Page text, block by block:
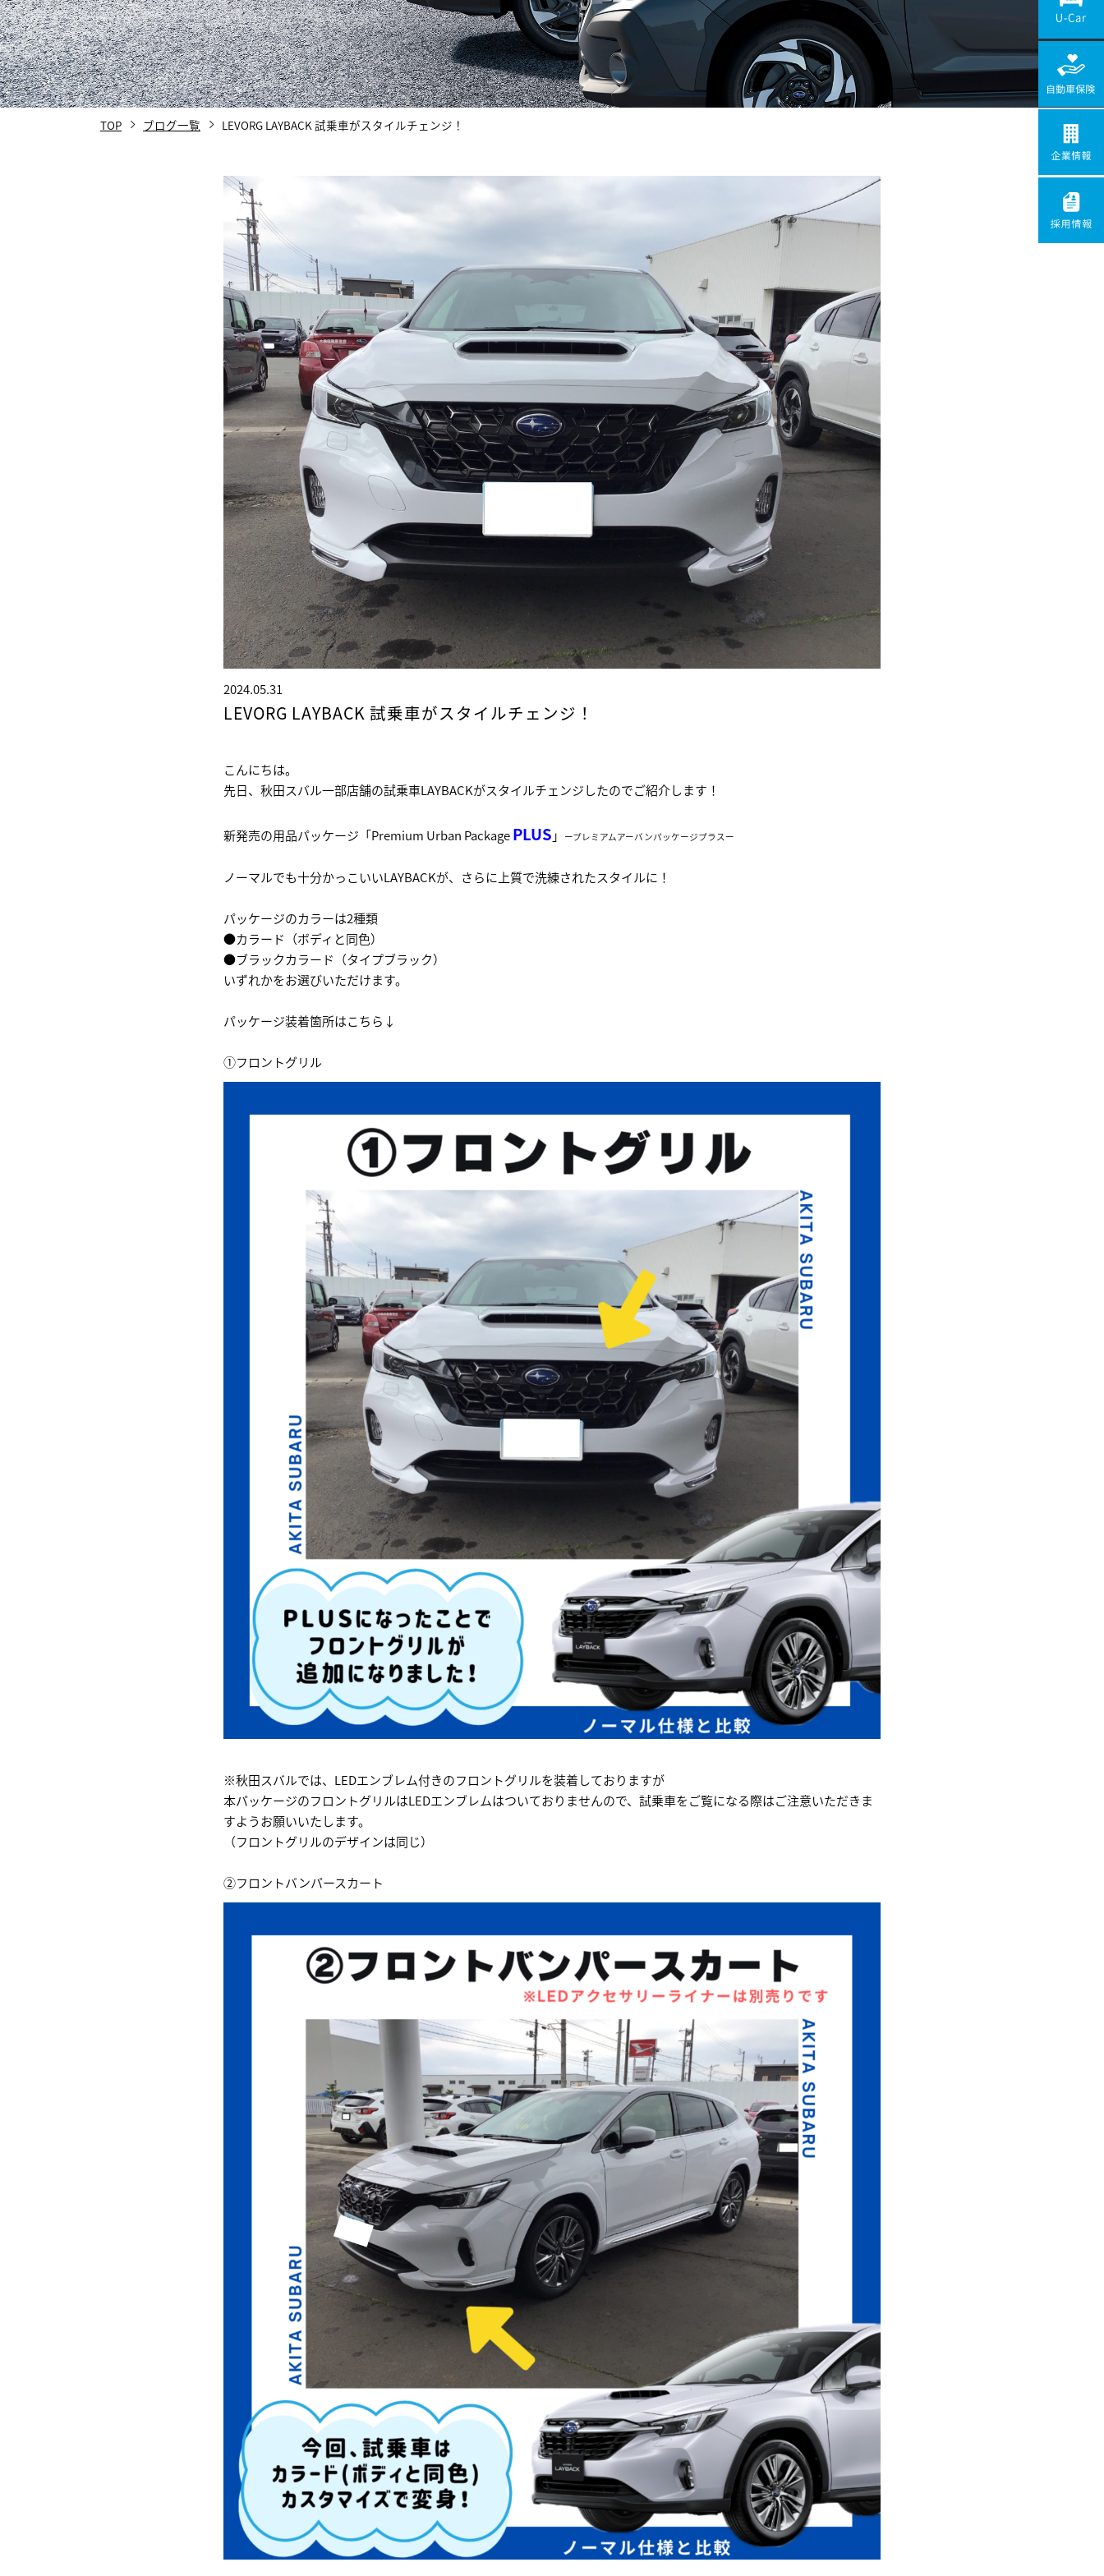
TOP ブログ一覧 LEVORG LAYBACK 試乗車がスタイルチェンジ！
2024.05.31
LEVORG LAYBACK 試乗車がスタイルチェンジ！
こんにちは。
先日、秋田スバル一部店舗の試乗車LAYBACKがスタイルチェンジしたのでご紹介します！
新発売の用品パッケージ「Premium Urban PackagePLUS 」 ープレミアムアーバンパッケージプラスー
ノーマルでも十分かっこいいLAYBACKが、さらに上質で洗練されたスタイルに！
パッケージのカラーは2種類
●カラード（ボディと同色）
●ブラックカラード（タイプブラック）
いずれかをお選びいただけます。
パッケージ装着箇所はこちら↓
①フロントグリル
※秋田スバルでは、LEDエンブレム付きのフロントグリルを装着しておりますが
本パッケージのフロントグリルはLEDエンブレムはついておりませんので、試乗車をご覧になる際はご注意いただきま
すようお願いいたします。
（フロントグリルのデザインは同じ）
②フロントバンパースカート